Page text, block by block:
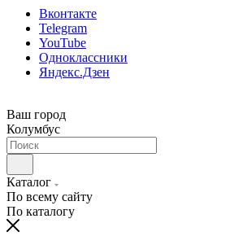
Вконтакте
Telegram
YouTube
Одноклассники
Яндекс.Дзен
Ваш город
Колумбус
Каталог
По всему сайту
По каталогу